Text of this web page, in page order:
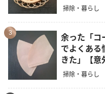
掃除・暮らし
3
余った「コ
でよくある
きた」【意
掃除・暮らし